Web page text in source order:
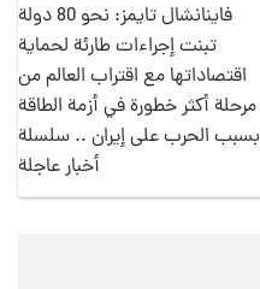
فاينانشال تايمز: نحو 80 دولة
تبنت إجراءات طارئة لحماية
اقتصاداتها مع اقتراب العالم من
مرحلة أكثر خطورة في أزمة الطاقة
بسبب الحرب على إيران .. سلسلة
أخبار عاجلة